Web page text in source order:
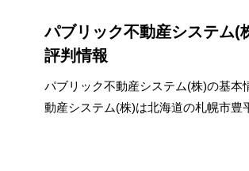
パブリック不動産システム(
評判情報
パブリック不動産システム(株)の基本
動産システム(株)は北海道の札幌市豊